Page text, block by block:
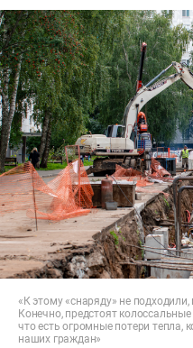
«К этому «снаряду» не
Конечно, предстоят
что есть огромные потери тепла,
наших граждан»